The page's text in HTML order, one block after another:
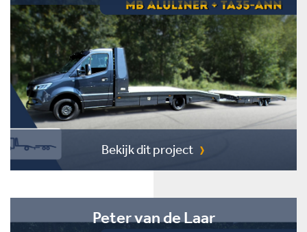
Bekijk dit project
Peter van de Laar